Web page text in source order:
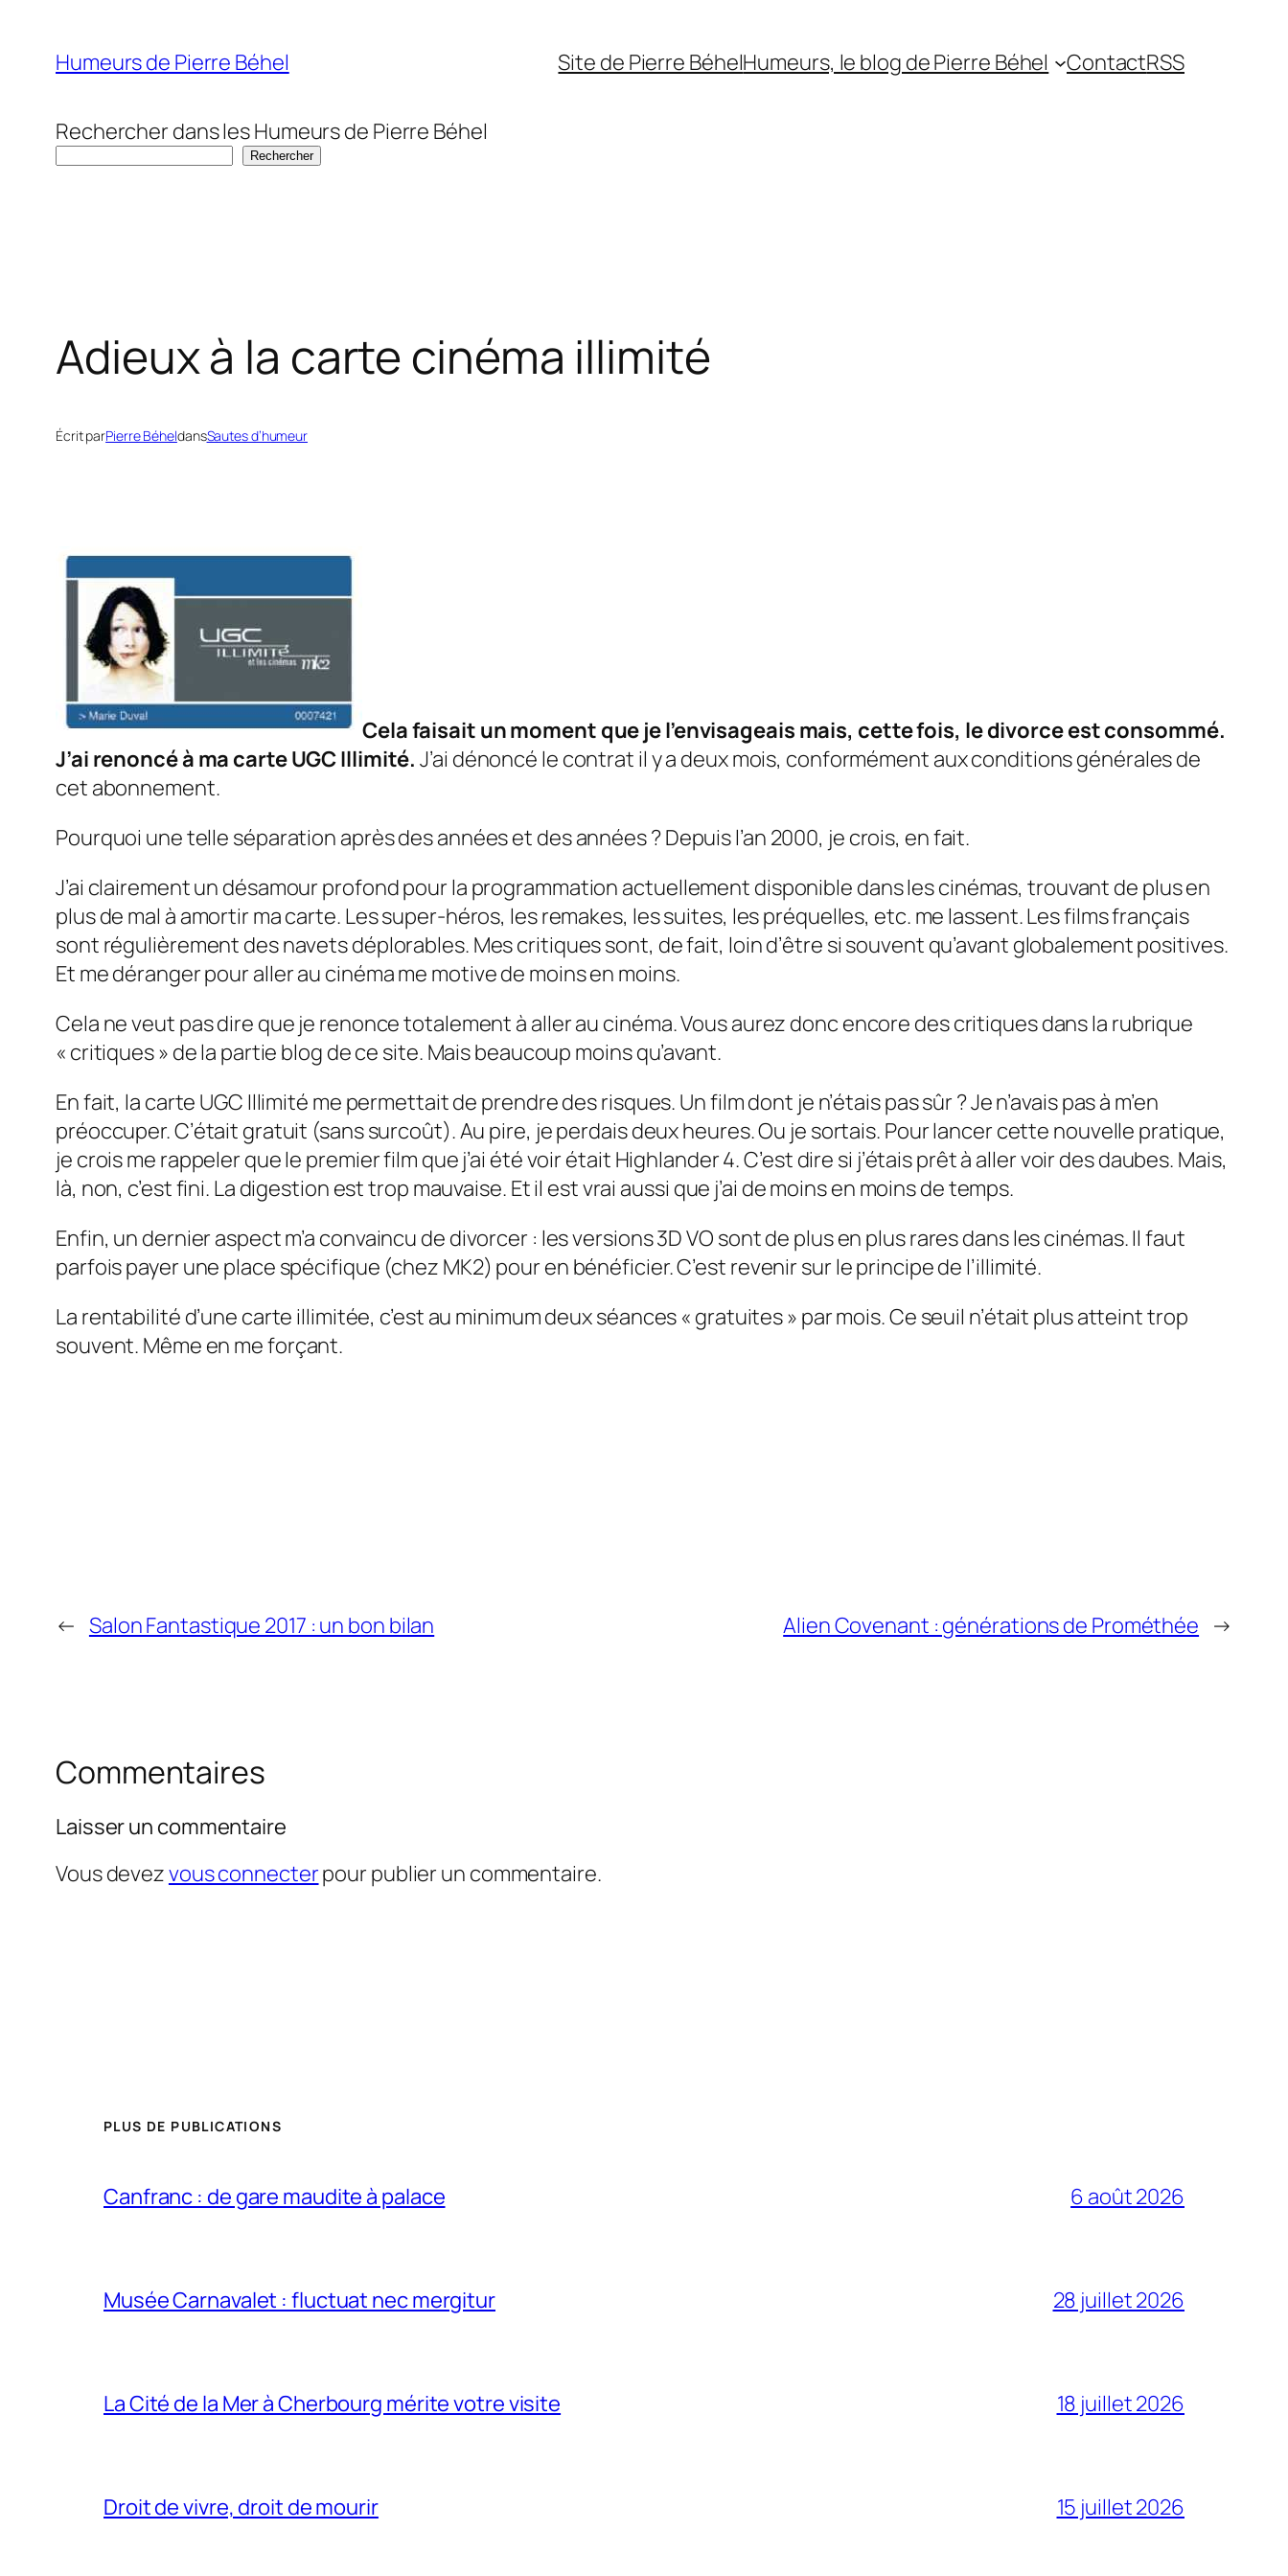
contenu
Humeurs de Pierre Béhel Site de Pierre BéhelHumeurs, le blog de Pierre Béhel ContactRSS
Rechercher dans les Humeurs de Pierre Béhel
Rechercher
Adieux à la carte cinéma illimité
Écrit parPierre BéheldansSautes d’humeur
Cela faisait un moment que je l’envisageais mais, cette fois, le divorce est consommé.
J’ai renoncé à ma carte UGC Illimité. J’ai dénoncé le contrat il y a deux mois, conformément aux conditions générales de
cet abonnement.
Pourquoi une telle séparation après des années et des années ? Depuis l’an 2000, je crois, en fait.
J’ai clairement un désamour profond pour la programmation actuellement disponible dans les cinémas, trouvant de plus en
plus de mal à amortir ma carte. Les super-héros, les remakes, les suites, les préquelles, etc. me lassent. Les films français
sont régulièrement des navets déplorables. Mes critiques sont, de fait, loin d’être si souvent qu’avant globalement positives.
Et me déranger pour aller au cinéma me motive de moins en moins.
Cela ne veut pas dire que je renonce totalement à aller au cinéma. Vous aurez donc encore des critiques dans la rubrique
« critiques » de la partie blog de ce site. Mais beaucoup moins qu’avant.
En fait, la carte UGC Illimité me permettait de prendre des risques. Un film dont je n’étais pas sûr ? Je n’avais pas à m’en
préoccuper. C’était gratuit (sans surcoût). Au pire, je perdais deux heures. Ou je sortais. Pour lancer cette nouvelle pratique,
je crois me rappeler que le premier film que j’ai été voir était Highlander 4. C’est dire si j’étais prêt à aller voir des daubes. Mais,
là, non, c’est fini. La digestion est trop mauvaise. Et il est vrai aussi que j’ai de moins en moins de temps.
Enfin, un dernier aspect m’a convaincu de divorcer : les versions 3D VO sont de plus en plus rares dans les cinémas. Il faut
parfois payer une place spécifique (chez MK2) pour en bénéficier. C’est revenir sur le principe de l’illimité.
La rentabilité d’une carte illimitée, c’est au minimum deux séances « gratuites » par mois. Ce seuil n’était plus atteint trop
souvent. Même en me forçant.
← Salon Fantastique 2017 : un bon bilan Alien Covenant : générations de Prométhée →
Commentaires
Laisser un commentaire
Vous devezvous connecterpour publier un commentaire.
PLUS DE PUBLICATIONS
Canfranc : de gare maudite à palace 6 août 2026
Musée Carnavalet : fluctuat nec mergitur 28 juillet 2026
La Cité de la Mer à Cherbourg mérite votre visite 18 juillet 2026
Droit de vivre, droit de mourir 15 juillet 2026